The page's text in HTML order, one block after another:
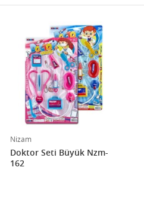
Nizam
Doktor Seti Büyük Nzm-
162